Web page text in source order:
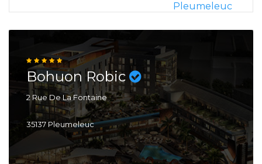
Pleumeleuc
Bohuon Robic
2 Rue De La Fontaine
35137 Pleumeleuc